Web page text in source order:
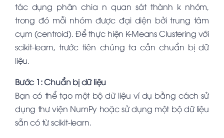
tác dụng phân chia n quan sát thành k nhóm,
trong đó mỗi nhóm được đại diện bởi trung tâm
cụm (centroid). Để thực hiện K-Means Clustering với
scikit-learn, trước tiên chúng ta cần chuẩn bị dữ
liệu.
Bước 1: Chuẩn bị dữ liệu
Bạn có thể tạo một bộ dữ liệu ví dụ bằng cách sử
dụng thư viện NumPy hoặc sử dụng một bộ dữ liệu
sẵn có từ scikit-learn.